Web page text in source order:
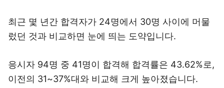
최근 몇 년간 합격자가 24명에서 30명 사이에 머물
렀던 것과 비교하면 눈에 띄는 도약입니다.
응시자 94명 중 41명이 합격해 합격률은 43.62%로,
이전의 31~37%대와 비교해 크게 높아졌습니다.